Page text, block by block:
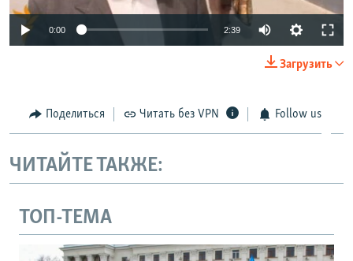
0:00 2:39
Загрузить
Поделиться Читать без VPN Follow us
ЧИТАЙТЕ ТАКЖЕ:
ТОП-ТЕМА